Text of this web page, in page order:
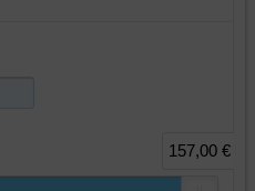
157,00 €